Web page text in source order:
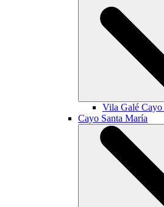
Vila Galé Cayo
Cayo Santa María